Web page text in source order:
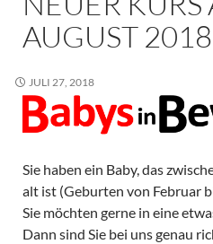
AUGUST 2018
JULI 27, 2018
Sie haben ein Baby, das
alt ist (Geburten von Februar
Sie möchten gerne in eine
Dann sind Sie bei uns genau